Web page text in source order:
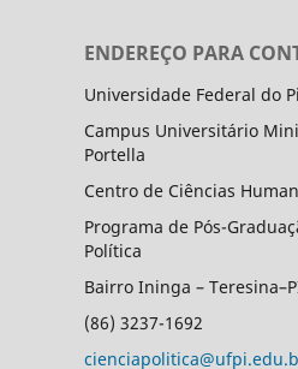
ENDEREÇO PARA
Universidade Federal do
Campus Universitário
Portella
Centro de Ciências
Programa de Pós-
Política
Bairro Ininga –
(86) 3237-1692